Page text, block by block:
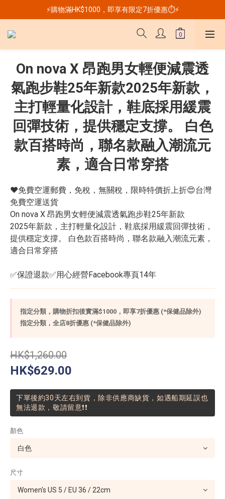
⚡購物滿HK$1000，即享有限定7折優惠⏱️⚡
On nova X 昂跑男女輕便減震透
氣跑步鞋25年新款2025年新款，
主打輕量化設計，鞋底採用緩震
回彈技術，提供穩定支撐。 白色
款百搭時尚，聯名款融入潮流元
素，適合日常穿搭
❤️免費空運郵費，免稅，無關稅，限時特價折上折😍台灣
免費空運送貨
On nova X 昂跑男女輕便減震透氣跑步鞋25年新款
2025年新款，主打輕量化設計，鞋底採用緩震回彈技術，
提供穩定支撐。 白色款百搭時尚，聯名款融入潮流元素，
適合日常穿搭
✅保證退款✅用心經營Facebook專頁14年
指定分類，購物折扣後實滿$1000，即享7折優惠 (*保健品除外)
指定分類，全店8折優惠 (*保健品除外)
HK$1,260.00
HK$629.00
下單後約30天左右到貨，除非供應商缺貨，如遇船期延誤也
無法退款，敬請留意❗❗
顏色
尺寸